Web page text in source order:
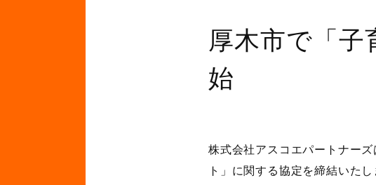
厚木市で「
始
株式会社アスコエパートナー
ト」に関する協定を締結いたし